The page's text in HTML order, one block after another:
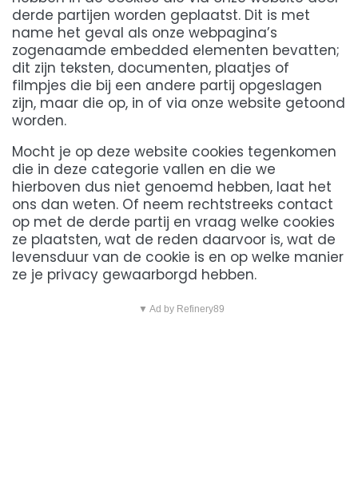
derde partijen worden geplaatst. Dit is met
name het geval als onze webpagina’s
zogenaamde embedded elementen bevatten;
dit zijn teksten, documenten, plaatjes of
filmpjes die bij een andere partij opgeslagen
zijn, maar die op, in of via onze website getoond
worden.
Mocht je op deze website cookies tegenkomen
die in deze categorie vallen en die we
hierboven dus niet genoemd hebben, laat het
ons dan weten. Of neem rechtstreeks contact
op met de derde partij en vraag welke cookies
ze plaatsten, wat de reden daarvoor is, wat de
levensduur van de cookie is en op welke manier
ze je privacy gewaarborgd hebben.
▼ Ad by Refinery89